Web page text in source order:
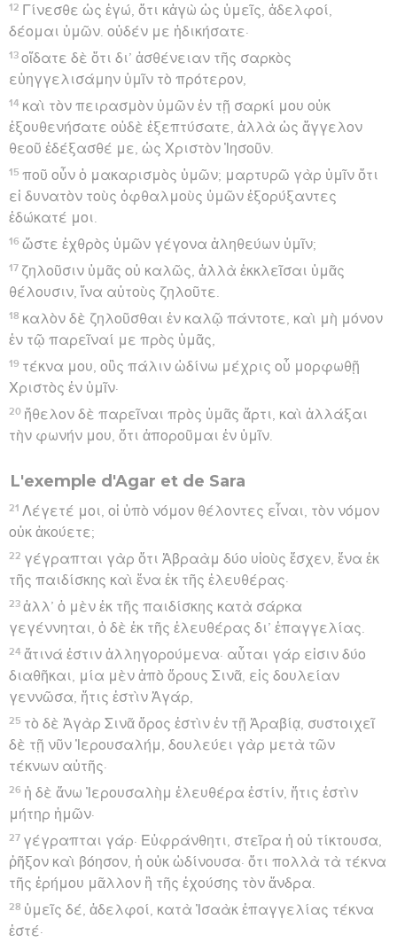
12 Γίνεσθε ὡς ἐγώ, ὅτι κἀγὼ ὡς ὑμεῖς, ἀδελφοί,
δέομαι ὑμῶν. οὐδέν με ἠδικήσατε·
13 οἴδατε δὲ ὅτι δι’ ἀσθένειαν τῆς σαρκὸς
εὐηγγελισάμην ὑμῖν τὸ πρότερον,
14 καὶ τὸν πειρασμὸν ὑμῶν ἐν τῇ σαρκί μου οὐκ
ἐξουθενήσατε οὐδὲ ἐξεπτύσατε, ἀλλὰ ὡς ἄγγελον
θεοῦ ἐδέξασθέ με, ὡς Χριστὸν Ἰησοῦν.
15 ποῦ οὖν ὁ μακαρισμὸς ὑμῶν; μαρτυρῶ γὰρ ὑμῖν ὅτι
εἰ δυνατὸν τοὺς ὀφθαλμοὺς ὑμῶν ἐξορύξαντες
ἐδώκατέ μοι.
16 ὥστε ἐχθρὸς ὑμῶν γέγονα ἀληθεύων ὑμῖν;
17 ζηλοῦσιν ὑμᾶς οὐ καλῶς, ἀλλὰ ἐκκλεῖσαι ὑμᾶς
θέλουσιν, ἵνα αὐτοὺς ζηλοῦτε.
18 καλὸν δὲ ζηλοῦσθαι ἐν καλῷ πάντοτε, καὶ μὴ μόνον
ἐν τῷ παρεῖναί με πρὸς ὑμᾶς,
19 τέκνα μου, οὓς πάλιν ὠδίνω μέχρις οὗ μορφωθῇ
Χριστὸς ἐν ὑμῖν·
20 ἤθελον δὲ παρεῖναι πρὸς ὑμᾶς ἄρτι, καὶ ἀλλάξαι
τὴν φωνήν μου, ὅτι ἀποροῦμαι ἐν ὑμῖν.
L'exemple d'Agar et de Sara
21 Λέγετέ μοι, οἱ ὑπὸ νόμον θέλοντες εἶναι, τὸν νόμον
οὐκ ἀκούετε;
22 γέγραπται γὰρ ὅτι Ἀβραὰμ δύο υἱοὺς ἔσχεν, ἕνα ἐκ
τῆς παιδίσκης καὶ ἕνα ἐκ τῆς ἐλευθέρας·
23 ἀλλ’ ὁ μὲν ἐκ τῆς παιδίσκης κατὰ σάρκα
γεγέννηται, ὁ δὲ ἐκ τῆς ἐλευθέρας δι’ ἐπαγγελίας.
24 ἅτινά ἐστιν ἀλληγορούμενα· αὗται γάρ εἰσιν δύο
διαθῆκαι, μία μὲν ἀπὸ ὄρους Σινᾶ, εἰς δουλείαν
γεννῶσα, ἥτις ἐστὶν Ἁγάρ,
25 τὸ δὲ Ἁγὰρ Σινᾶ ὄρος ἐστὶν ἐν τῇ Ἀραβίᾳ, συστοιχεῖ
δὲ τῇ νῦν Ἰερουσαλήμ, δουλεύει γὰρ μετὰ τῶν
τέκνων αὐτῆς·
26 ἡ δὲ ἄνω Ἰερουσαλὴμ ἐλευθέρα ἐστίν, ἥτις ἐστὶν
μήτηρ ἡμῶν·
27 γέγραπται γάρ· Εὐφράνθητι, στεῖρα ἡ οὐ τίκτουσα,
ῥῆξον καὶ βόησον, ἡ οὐκ ὠδίνουσα· ὅτι πολλὰ τὰ τέκνα
τῆς ἐρήμου μᾶλλον ἢ τῆς ἐχούσης τὸν ἄνδρα.
28 ὑμεῖς δέ, ἀδελφοί, κατὰ Ἰσαὰκ ἐπαγγελίας τέκνα
ἐστέ·